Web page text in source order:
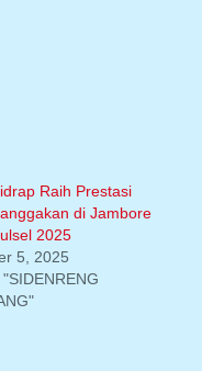
Raih Prestasi
di Jambore
2025
5, 2025